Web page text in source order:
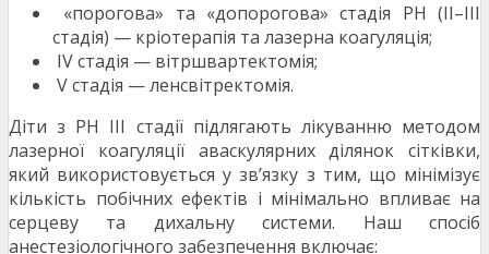
«порогова» та «допорогова» стадія РН (ІІ–ІІІ
стадія) — кріотерапія та лазерна коагуляція;
ІV стадія — вітршвартектомія;
V стадія — ленсвітректомія.
Діти з РН ІІІ стадії підлягають лікуванню методом
лазерної коагуляції аваскулярних ділянок сітківки,
який використовується у зв’язку з тим, що мінімізує
кількість побічних ефектів і мінімально впливає на
серцеву та дихальну системи. Наш спосіб
анестезіологічного забезпечення включає: